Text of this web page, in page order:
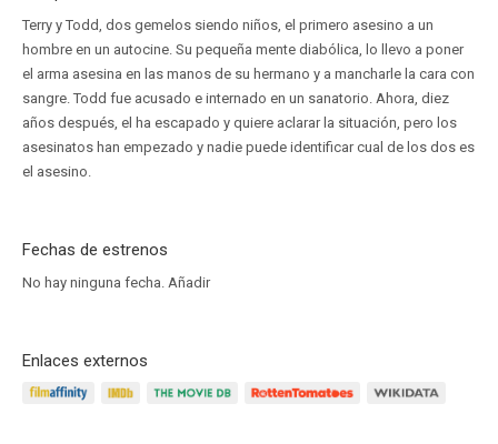
Terry y Todd, dos gemelos siendo niños, el primero asesino a un
hombre en un autocine. Su pequeña mente diabólica, lo llevo a poner
el arma asesina en las manos de su hermano y a mancharle la cara con
sangre. Todd fue acusado e internado en un sanatorio. Ahora, diez
años después, el ha escapado y quiere aclarar la situación, pero los
asesinatos han empezado y nadie puede identificar cual de los dos es
el asesino.
Fechas de estrenos
No hay ninguna fecha. Añadir
Enlaces externos